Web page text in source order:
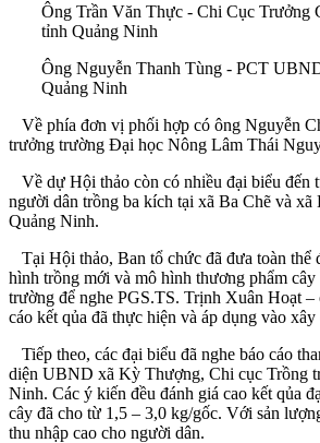
Ông Trần Văn Thực - Chi Cục
tỉnh Quảng Ninh
Ông Nguyễn Thanh Tùng - PCT
Quảng Ninh
Về phía đơn vị phối hợp có ông Nguyễn
trưởng trường Đại học Nông Lâm Thái
Về dự Hội thảo còn có nhiều đại biểu đến
người dân trồng ba kích tại xã Ba Chẽ và
Quảng Ninh.
Tại Hội thảo, Ban tổ chức đã đưa toàn thể
hình trồng mới và mô hình thương phẩm cây
trường để nghe PGS.TS. Trịnh Xuân Hoạt
cáo kết qủa đã thực hiện và áp dụng vào
Tiếp theo, các đại biểu đã nghe báo cáo
diện UBND xã Kỳ Thượng, Chi cục Trồng
Ninh. Các ý kiến đều đánh giá cao kết qủa
cây đã cho từ 1,5 – 3,0 kg/gốc. Với sản
thu nhập cao cho người dân.